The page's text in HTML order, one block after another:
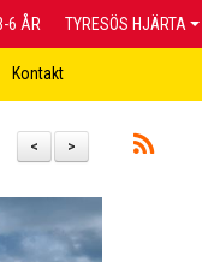
6 ÅR TYRESÖS HJÄRTA
Kontakt
>
<